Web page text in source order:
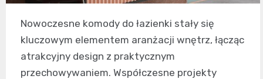
Nowoczesne komody do łazienki stały się
kluczowym elementem aranżacji wnętrz, łącząc
atrakcyjny design z praktycznym
przechowywaniem. Współczesne projekty